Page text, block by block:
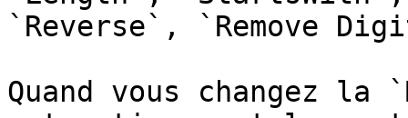
`Reverse`, `Remove
Quand vous changez